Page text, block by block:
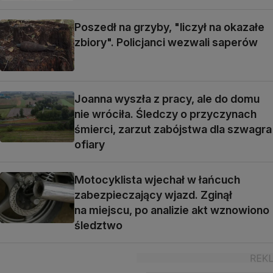
Poszedł na grzyby, "liczył na okazałe
zbiory". Policjanci wezwali saperów
Joanna wyszła z pracy, ale do domu
nie wróciła. Śledczy o przyczynach
śmierci, zarzut zabójstwa dla szwagra
ofiary
Motocyklista wjechał w łańcuch
zabezpieczający wjazd. Zginął
na miejscu, po analizie akt wznowiono
śledztwo